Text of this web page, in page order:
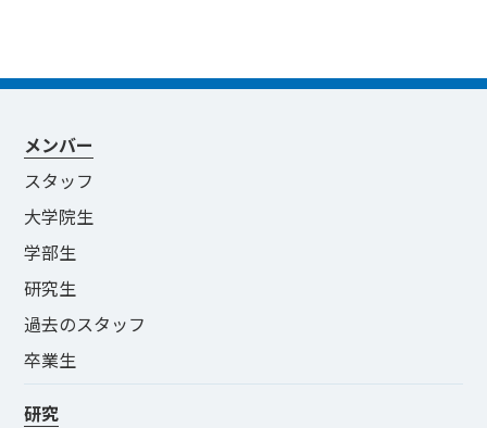
メンバー
スタッフ
大学院生
学部生
研究生
過去のスタッフ
卒業生
研究